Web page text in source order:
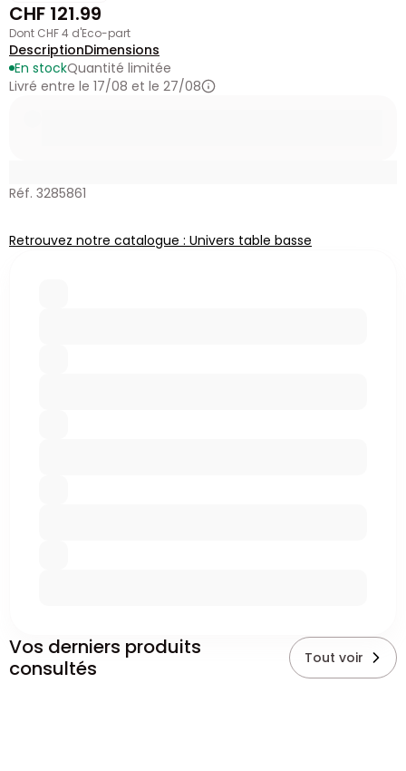
CHF 121.99
dont CHF 4 d'Eco-part
DescriptionDimensions
En stockQuantité limitée
Livré entre le 17/08 et le 27/08
Réf. 3285861
Retrouvez notre catalogue : Univers table basse
Vos derniers produits
consultés
Tout voir